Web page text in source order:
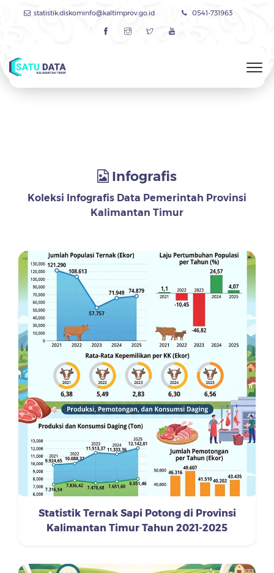
statistik.diskominfo@kaltimprov.go.id 0541-731963
Infografis
Koleksi Infografis Data Pemerintah Provinsi
Kalimantan Timur
Statistik Ternak Sapi Potong di Provinsi
Kalimantan Timur Tahun 2021-2025